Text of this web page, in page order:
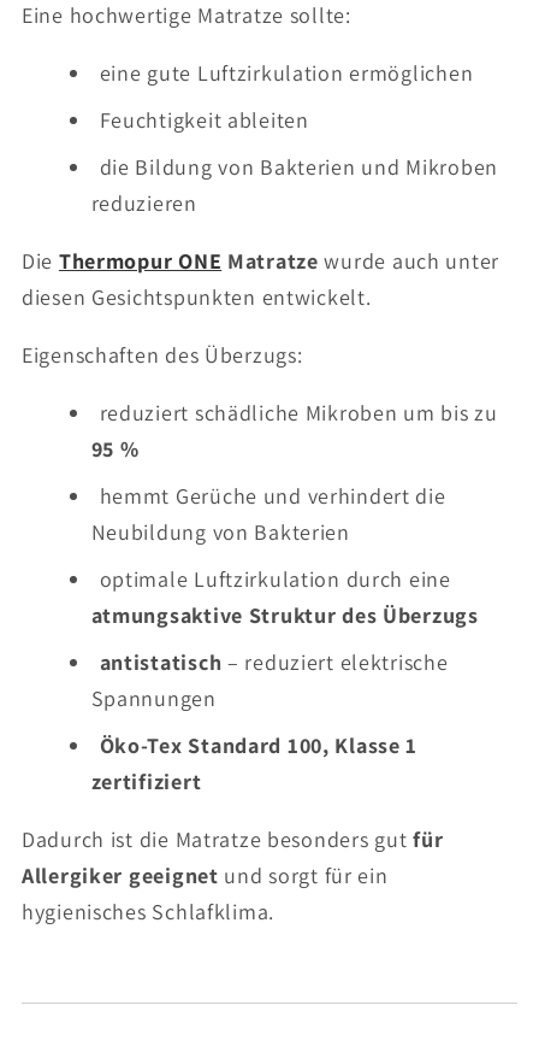
Eine hochwertige Matratze sollte:
eine gute Luftzirkulation ermöglichen
Feuchtigkeit ableiten
die Bildung von Bakterien und Mikroben
reduzieren
Die Thermopur ONE Matratze wurde auch unter
diesen Gesichtspunkten entwickelt.
Eigenschaften des Überzugs:
reduziert schädliche Mikroben um bis zu
95 %
hemmt Gerüche und verhindert die
Neubildung von Bakterien
optimale Luftzirkulation durch eine
atmungsaktive Struktur des Überzugs
antistatisch – reduziert elektrische
Spannungen
Öko-Tex Standard 100, Klasse 1
zertifiziert
Dadurch ist die Matratze besonders gutfür
Allergiker geeignet und sorgt für ein
hygienisches Schlafklima.